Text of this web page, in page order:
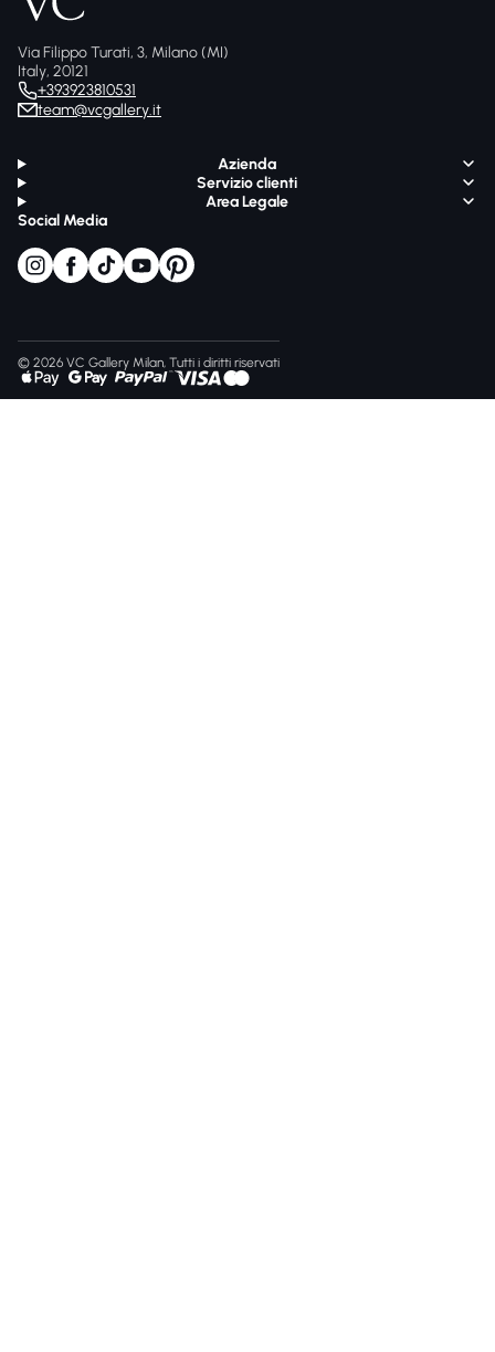
Via Filippo Turati, 3, Milano (MI)
Italy, 20121
+393923810531
team@vcgallery.it
Azienda
Servizio clienti
Area Legale
Social Media
© 2026 VC Gallery Milan, Tutti i diritti riservati